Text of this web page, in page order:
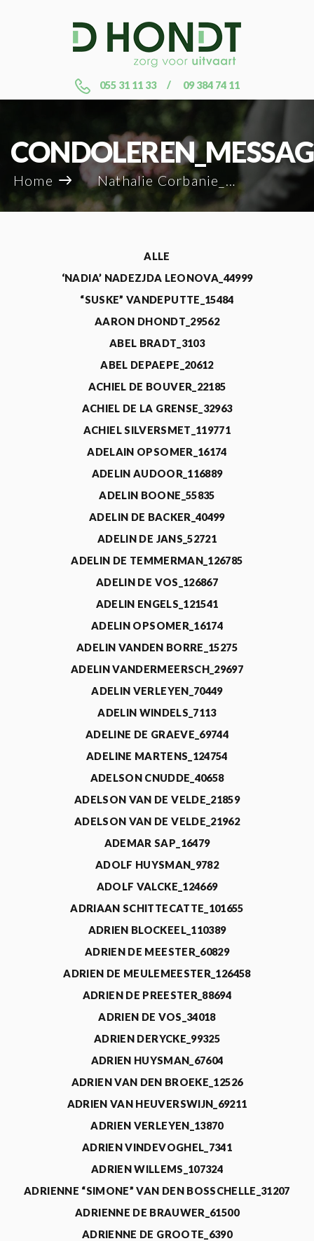
055 31 11 33 09 384 74 11
Home Nathalie Corbanie_40039
ALLE
‘NADIA’ NADEZJDA LEONOVA_44999
“SUSKE” VANDEPUTTE_15484
AARON DHONDT_29562
ABEL BRADT_3103
ABEL DEPAEPE_20612
ACHIEL DE BOUVER_22185
ACHIEL DE LA GRENSE_32963
ACHIEL SILVERSMET_119771
ADELAIN OPSOMER_16174
ADELIN AUDOOR_116889
ADELIN BOONE_55835
ADELIN DE BACKER_40499
ADELIN DE JANS_52721
ADELIN DE TEMMERMAN_126785
ADELIN DE VOS_126867
ADELIN ENGELS_121541
ADELIN OPSOMER_16174
ADELIN VANDEN BORRE_15275
ADELIN VANDERMEERSCH_29697
ADELIN VERLEYEN_70449
ADELIN WINDELS_7113
ADELINE DE GRAEVE_69744
ADELINE MARTENS_124754
ADELSON CNUDDE_40658
ADELSON VAN DE VELDE_21859
ADELSON VAN DE VELDE_21962
ADEMAR SAP_16479
ADOLF HUYSMAN_9782
ADOLF VALCKE_124669
ADRIAAN SCHITTECATTE_101655
ADRIEN BLOCKEEL_110389
ADRIEN DE MEESTER_60829
ADRIEN DE MEULEMEESTER_126458
ADRIEN DE PREESTER_88694
ADRIEN DE VOS_34018
ADRIEN DERYCKE_99325
ADRIEN HUYSMAN_67604
ADRIEN VAN DEN BROEKE_12526
ADRIEN VAN HEUVERSWIJN_69211
ADRIEN VERLEYEN_13870
ADRIEN VINDEVOGHEL_7341
ADRIEN WILLEMS_107324
ADRIENNE “SIMONE” VAN DEN BOSSCHELLE_31207
ADRIENNE DE BRAUWER_61500
ADRIENNE DE GROOTE_6390